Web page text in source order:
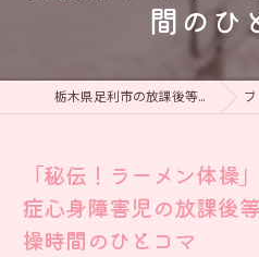
間のひ
栃木県足利市の放課後等デイサービスなら児童発達支援と放課後等デイサービス 虹をつかもう ブログ
「秘伝！ラーメン体操
症心身障害児の放課後
操時間のひとコマ